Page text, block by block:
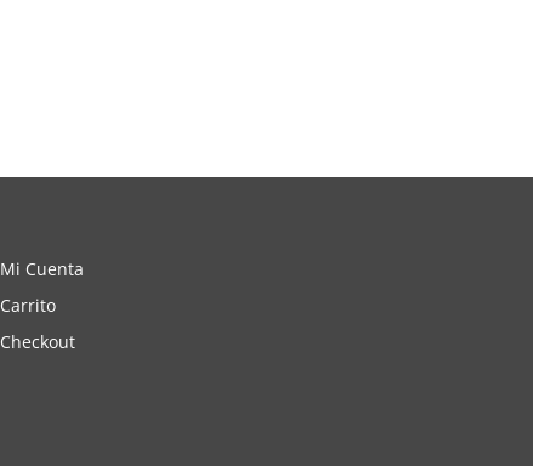
Mi Cuenta
Carrito
Checkout